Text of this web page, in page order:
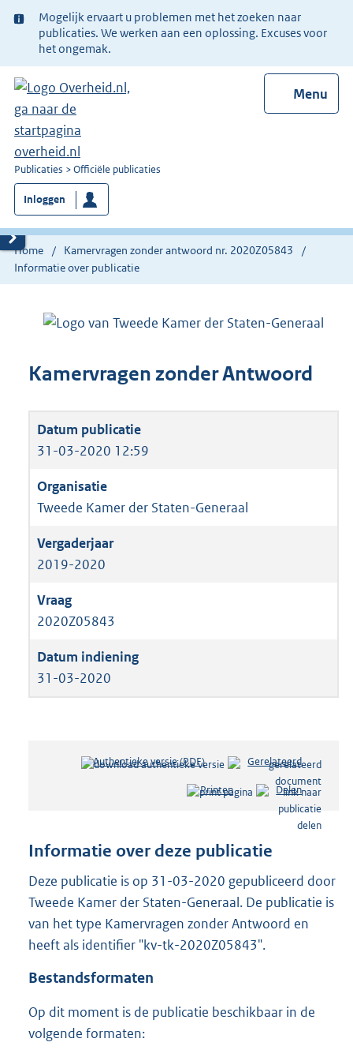
Ter
informatie:
Mogelijk ervaart u problemen met het zoeken naar
publicaties. We werken aan een oplossing. Excuses voor
het ongemak.
Menu
U
bent
nu
hier:
Publicaties Officiële publicaties
Inloggen
Home
Kamervragen zonder antwoord nr. 2020Z05843
Informatie over publicatie
Kamervragen zonder Antwoord
31-03-2020 12:59
Tweede Kamer der Staten-Generaal
2019-2020
2020Z05843
31-03-2020
Authentieke versie (PDF)b
s
d
s
r
o
o
:
Gerelateerd
Printen Delen
Informatie over deze publicatie
Deze publicatie is op 31-03-2020 gepubliceerd door
Tweede Kamer der Staten-Generaal. De publicatie is
van het type Kamervragen zonder Antwoord en
heeft als identifier "kv-tk-2020Z05843".
Bestandsformaten
Op dit moment is de publicatie beschikbaar in de
volgende formaten: